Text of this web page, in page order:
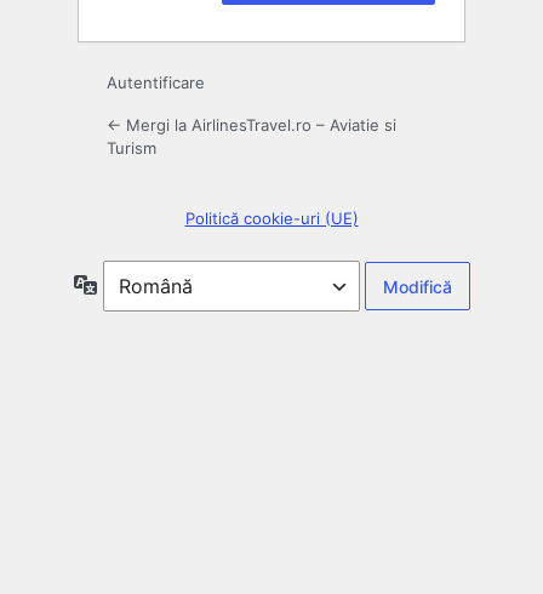
Autentificare
← Mergi la AirlinesTravel.ro – Aviatie si
Turism
Politică cookie-uri (UE)
Limbă